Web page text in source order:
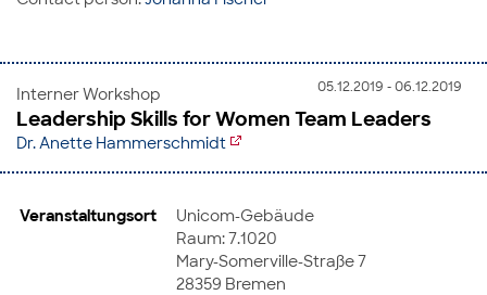
05.12.2019 - 06.12.2019
Interner Workshop
Leadership Skills for Women Team Leaders
Dr. Anette Hammerschmidt
Veranstaltungsort
Unicom-Gebäude
Raum: 7.1020
Mary-Somerville-Straße 7
28359 Bremen